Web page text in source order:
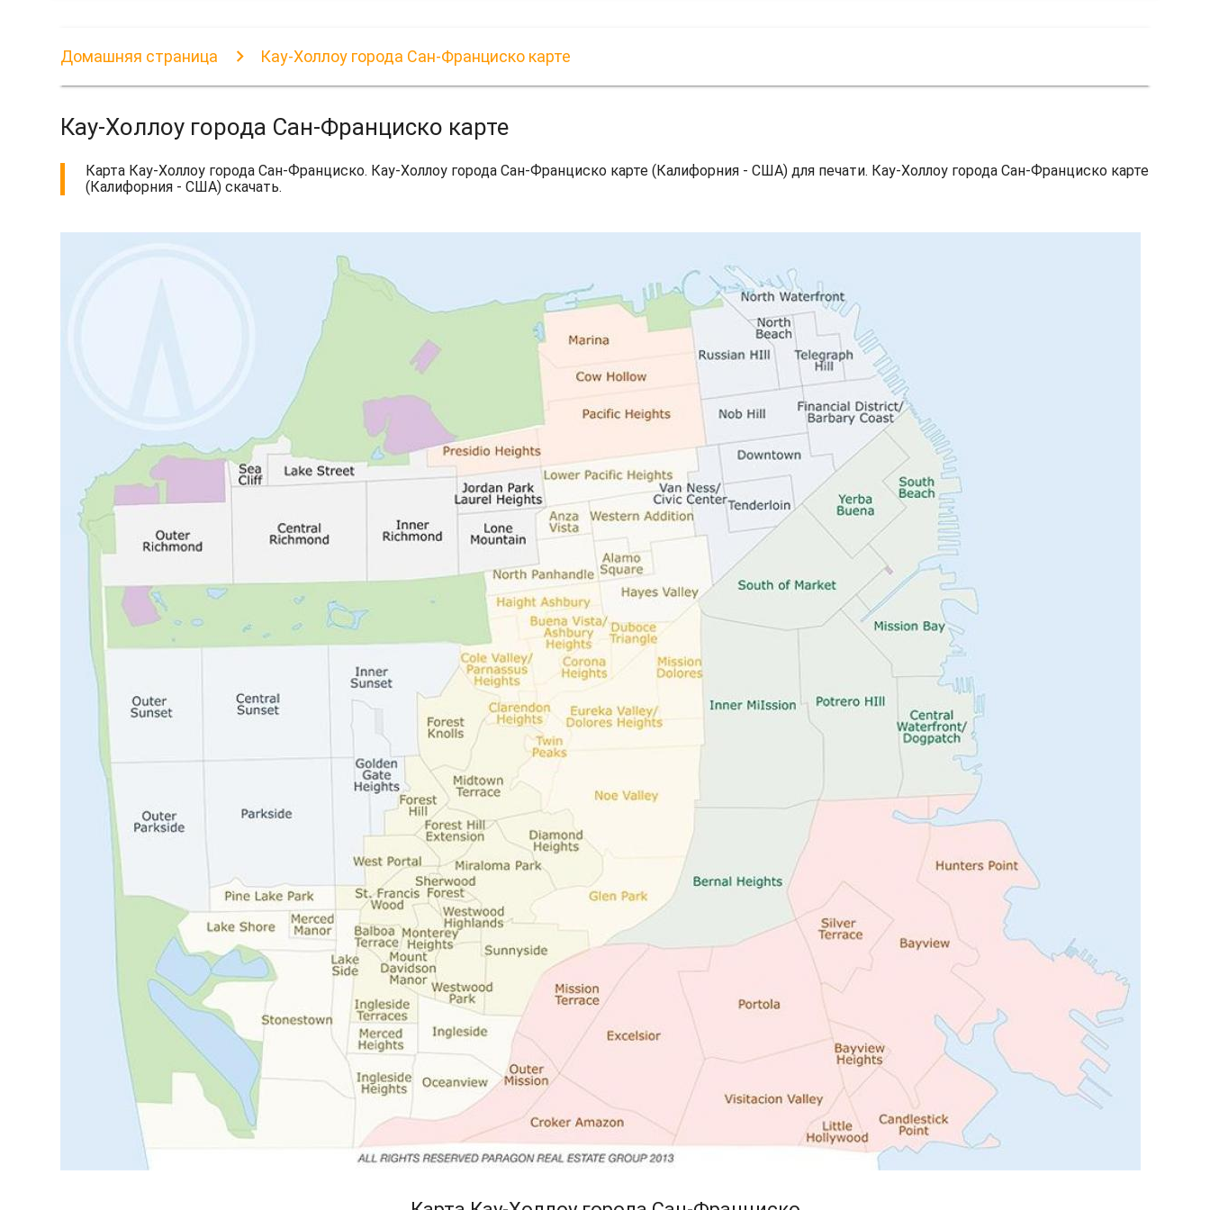
Домашняя страница Кау-Холлоу города Сан-Франциско карте
Кау-Холлоу города Сан-Франциско карте
Карта Кау-Холлоу города Сан-Франциско. Кау-Холлоу города Сан-Франциско карте (Калифорния - США) для печати. Кау-Холлоу города Сан-Франциско карте
(Калифорния - США) скачать.